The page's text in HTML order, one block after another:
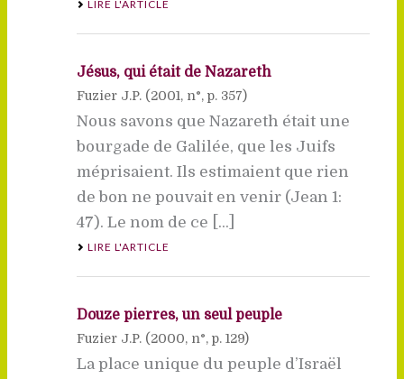
LIRE L'ARTICLE
Jésus, qui était de Nazareth
Fuzier J.P. (2001, n°, p. 357)
Nous savons que Nazareth était une
bourgade de Galilée, que les Juifs
méprisaient. Ils estimaient que rien
de bon ne pouvait en venir (Jean 1:
47). Le nom de ce [...]
LIRE L'ARTICLE
Douze pierres, un seul peuple
Fuzier J.P. (2000, n°, p. 129)
La place unique du peuple d’Israël